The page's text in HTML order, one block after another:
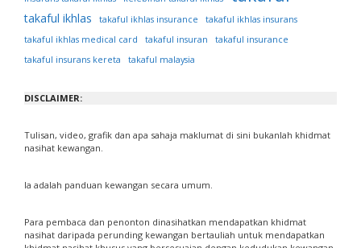
takaful ikhlas takaful ikhlas insurance
takaful ikhlas insurans
takaful ikhlas medical card
takaful insuran
takaful insurance
takaful insurans kereta
takaful malaysia
DISCLAIMER:
Tulisan, video, grafik dan apa sahaja maklumat di sini bukanlah khidmat
nasihat kewangan.
Ia adalah panduan kewangan secara umum.
Para pembaca dan penonton dinasihatkan mendapatkan khidmat
nasihat daripada perunding kewangan bertauliah untuk mendapatkan